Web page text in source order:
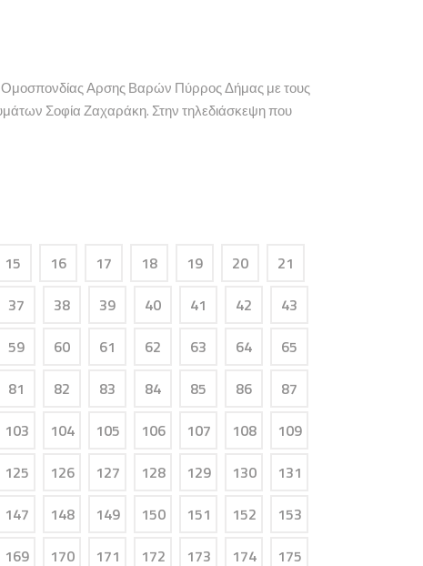
Ομοσπονδίας Αρσης Βαρών Πύρρος Δήμας με τους
Σοφία Ζαχαράκη. Στην τηλεδιάσκεψη που
15 16 17 18 19 20
21
37 38 39 40 41 42
43
59 60 61 62 63 64
65
81 82 83 84 85 86
87
103 104 105 106 107 108
109
125 126 127 128 129 130
131
147 148 149 150 151 152
153
169 170 171 172 173 174 175